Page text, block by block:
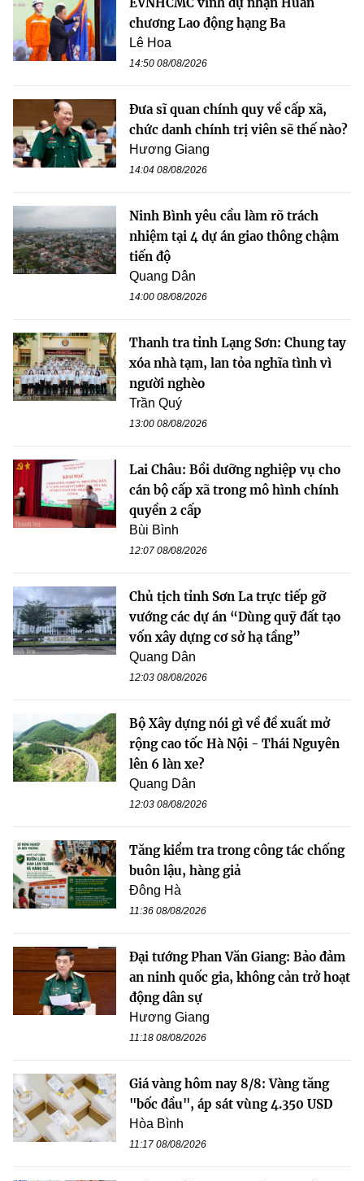
chương Lao động hạng Ba
Lê Hoa
14:50 08/08/2026
Đưa sĩ quan chính quy về cấp xã,
chức danh chính trị viên sẽ thế nào?
Hương Giang
14:04 08/08/2026
Ninh Bình yêu cầu làm rõ trách
nhiệm tại 4 dự án giao thông chậm
tiến độ
Quang Dân
14:00 08/08/2026
Thanh tra tỉnh Lạng Sơn: Chung tay
xóa nhà tạm, lan tỏa nghĩa tình vì
người nghèo
Trần Quý
13:00 08/08/2026
Lai Châu: Bồi dưỡng nghiệp vụ cho
cán bộ cấp xã trong mô hình chính
quyền 2 cấp
Bùi Bình
12:07 08/08/2026
Chủ tịch tỉnh Sơn La trực tiếp gỡ
vướng các dự án “Dùng quỹ đất tạo
vốn xây dựng cơ sở hạ tầng”
Quang Dân
12:03 08/08/2026
Bộ Xây dựng nói gì về đề xuất mở
rộng cao tốc Hà Nội - Thái Nguyên
lên 6 làn xe?
Quang Dân
12:03 08/08/2026
Tăng kiểm tra trong công tác chống
buôn lậu, hàng giả
Đông Hà
11:36 08/08/2026
Đại tướng Phan Văn Giang: Bảo đảm
an ninh quốc gia, không cản trở hoạt
động dân sự
Hương Giang
11:18 08/08/2026
Giá vàng hôm nay 8/8: Vàng tăng
"bốc đầu", áp sát vùng 4.350 USD
Hòa Bình
11:17 08/08/2026